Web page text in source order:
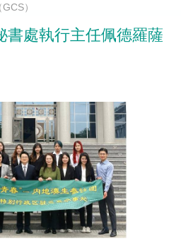
）
書處執行主任佩德羅薩